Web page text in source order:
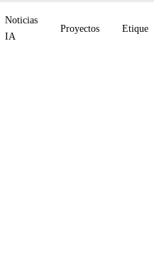
Noticias
IA
Proyectos